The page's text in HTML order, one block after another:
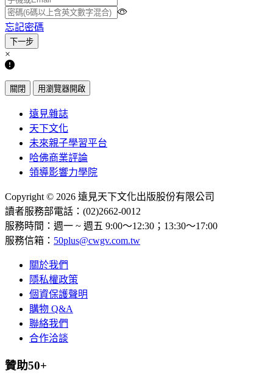
忘記密碼
×
關閉 用瀏覽器開啟
遠見雜誌
天下文化
未來親子學習平台
哈佛商業評論
領導影響力學院
Copyright © 2026 遠見天下文化出版股份有限公司
讀者服務部電話：(02)2662-0012
服務時間：週一 ~ 週五 9:00～12:30；13:30～17:00
服務信箱： 50plus@cwgv.com.tw
關於我們
隱私權政策
個資保護聲明
購物 Q&A
聯絡我們
合作洽談
贊助50+